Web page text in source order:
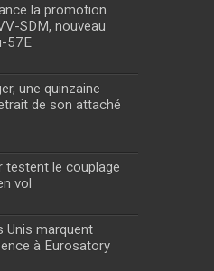
la promotion
SDM, nouveau
57E
une quinzaine
de son attaché
testent le couplage
vol
Unis marquent
à Eurosatory